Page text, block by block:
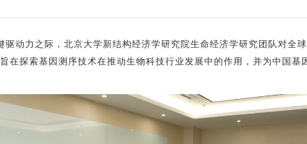
动力之际，北京大学新结构经济学研究院生命经济学研究团队对
探索基因测序技术在推动生物科技行业发展中的作用，并为中国基